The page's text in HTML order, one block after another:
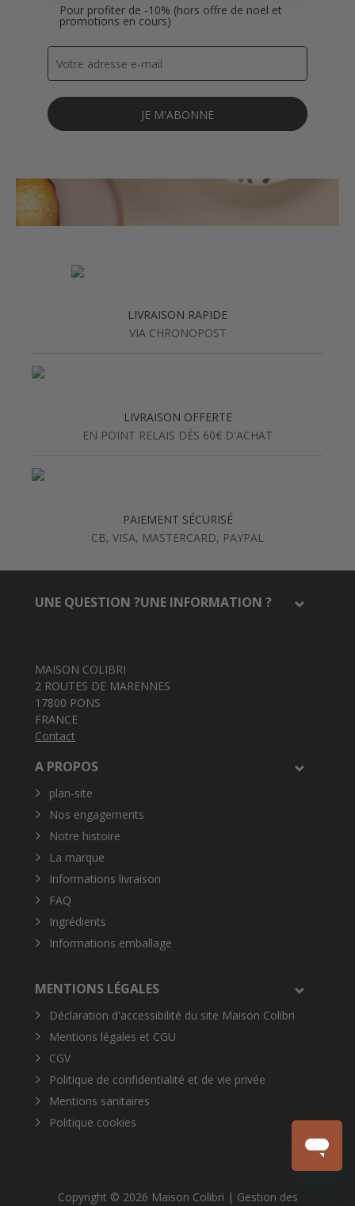
Pour profiter de -10% (hors offre de noël et
promotions en cours)
JE M'ABONNE
LIVRAISON RAPIDE
VIA CHRONOPOST
LIVRAISON OFFERTE
EN POINT RELAIS DÈS 60€ D'ACHAT
PAIEMENT SÉCURISÉ
CB, VISA, MASTERCARD, PAYPAL
UNE QUESTION ?UNE INFORMATION ?
MAISON COLIBRI
2 ROUTES DE MARENNES
17800 PONS
FRANCE
Contact
A PROPOS
plan-site
Nos engagements
Notre histoire
La marque
Informations livraison
FAQ
Ingrédients
Informations emballage
MENTIONS LÉGALES
Déclaration d'accessibilité du site Maison Colibri
Mentions légales et CGU
CGV
Politique de confidentialité et de vie privée
Mentions sanitaires
Politique cookies
Copyright © 2026 Maison Colibri | Gestion des